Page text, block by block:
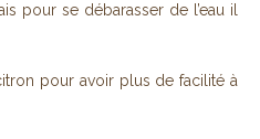
pour se débarasser de l’eau il
pour avoir plus de facilité à